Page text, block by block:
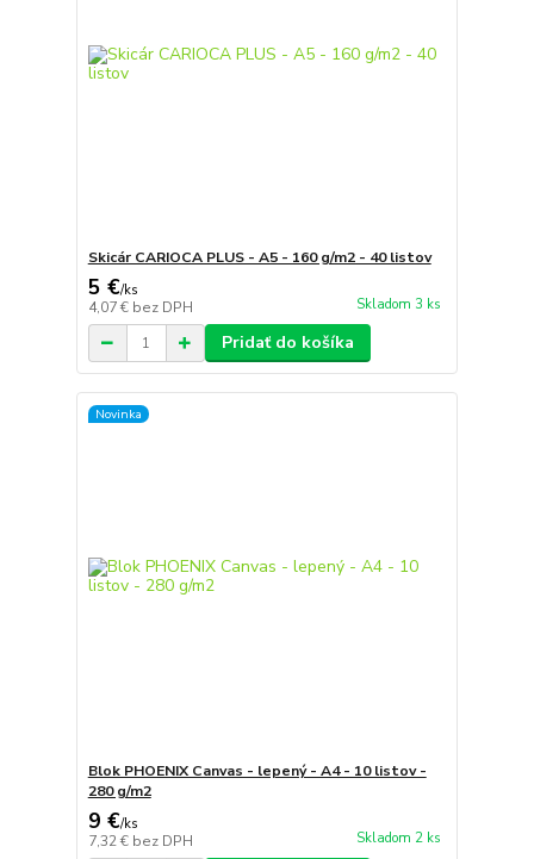
Skicár CARIOCA PLUS - A5 - 160 g/m2 - 40 listov
5 €/ks
4,07 € bez DPH Skladom 3 ks
Pridať do košíka
Novinka
Blok PHOENIX Canvas - lepený - A4 - 10 listov -
280 g/m2
9 €/ks
7,32 € bez DPH Skladom 2 ks